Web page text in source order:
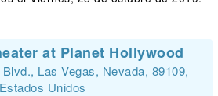
at Planet Hollywood
Las Vegas, Nevada, 89109,
Estados Unidos